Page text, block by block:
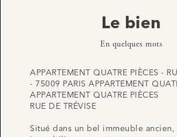
Le bien
En quelques mots
APPARTEMENT QUATRE PIÈCES -
- 75009 PARIS APPARTEMENT
APPARTEMENT QUATRE PIÈCES
RUE DE TRÉVISE
Situé dans un bel immeuble ancien,